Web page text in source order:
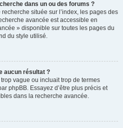
dans un ou des forums ?
située sur l’index, les pages des
avancée est accessible en
» disponible sur toutes les pages du
du style utilisé.
aucun résultat ?
vague ou incluait trop de termes
phpBB. Essayez d’être plus précis et
dans la recherche avancée.